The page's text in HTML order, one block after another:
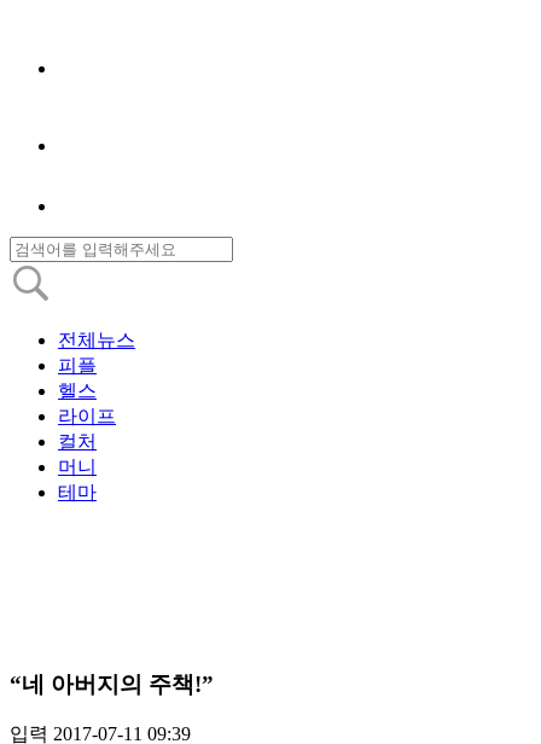
전체뉴스
피플
헬스
라이프
컬처
머니
테마
“네 아버지의 주책!”
입력 2017-07-11 09:39